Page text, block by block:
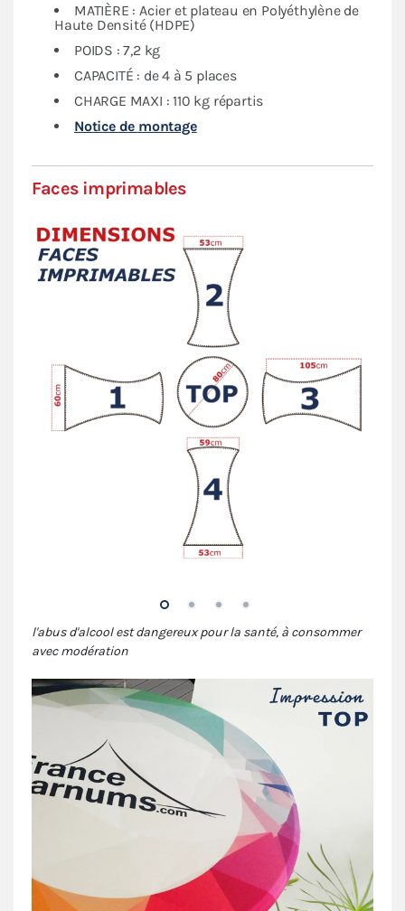
MATIÈRE : Acier et plateau en Polyéthylène de
Haute Densité (HDPE)
POIDS : 7,2 kg
CAPACITÉ : de 4 à 5 places
CHARGE MAXI : 110 kg répartis
Notice de montage
Faces imprimables
l'abus d'alcool est dangereux pour la santé, à consommer
avec modération